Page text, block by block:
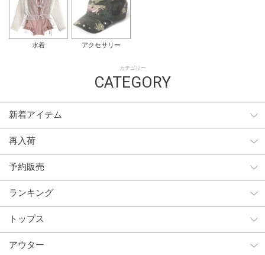
水着 アクセサリー
カテゴリー
CATEGORY
新着アイテム
再入荷
予約販売
ランキング
トップス
アウター